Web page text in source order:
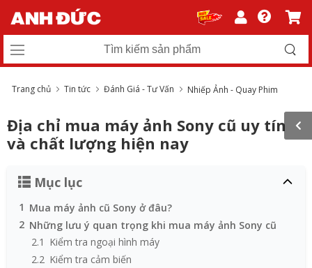
Trang chủ Tin tức Đánh Giá - Tư Vấn Nhiếp Ảnh - Quay Phim
Địa chỉ mua máy ảnh Sony cũ uy tín
và chất lượng hiện nay
Mục lục
1 Mua máy ảnh cũ Sony ở đâu?
2 Những lưu ý quan trọng khi mua máy ảnh Sony cũ
2.1 Kiểm tra ngoại hình máy
2.2 Kiểm tra cảm biến